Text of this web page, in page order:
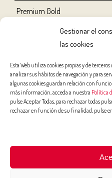
Gestionar el
las cookies
Esta Web utiliza cookies propias y de
analizar sus hábitos de navegación y para
algunas cookies guardan relación con
más información, acceda a nuestra Política
pulse Aceptar Todas, para rechazar todas
rechazar en función de su finalidad, pulse
Premium Gold
NUTRICIÓN Y SALUD
Salud
Belleza
Niños